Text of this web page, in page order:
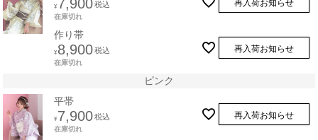
¥ 7,900税込
在庫切れ
再入荷お知らせ
作り帯
¥ 8,900税込
在庫切れ
再入荷お知らせ
ピンク
平帯
¥ 7,900税込
在庫切れ
再入荷お知らせ